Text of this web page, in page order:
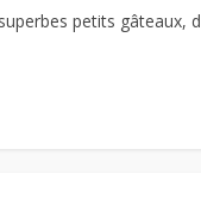
petits gâteaux,